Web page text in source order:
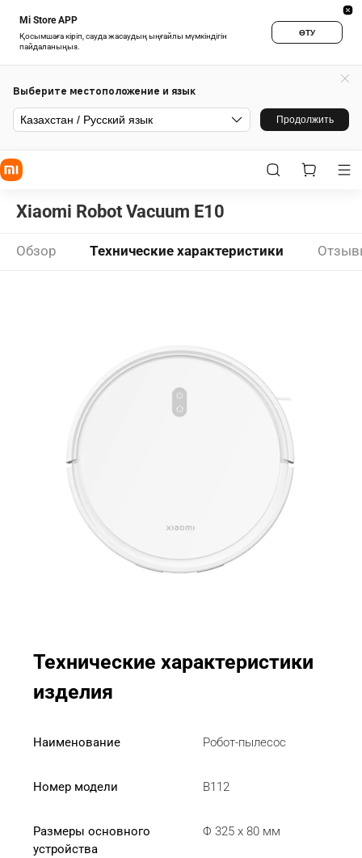
Mi Store APP
Қосымшаға кіріп, сауда жасаудың ыңғайлы мүмкіндігін
пайдаланыңыз.
ӨТУ
Выберите местоположение и язык
Казахстан / Русский язык Продолжить
Xiaomi Robot Vacuum E10
Обзор Технические характеристики
Технические характеристики
изделия
Наименование Робот-пылесос
Номер модели B112
Размеры основного
устройства
Φ 325 x 80 мм